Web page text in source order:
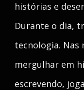
histórias e
Durante o dia,
tecnologia. Nas
mergulhar em
escrevendo,